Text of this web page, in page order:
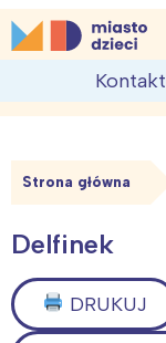
Skip
to
MiastoDzieci.pl
atrakcje dla
Kontakt
Strona główna
Delfinek
DRUKUJ